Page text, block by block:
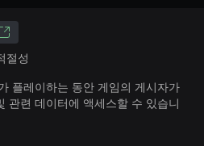
절성
플레이하는 동안 게임의 게시자가
관련 데이터에 액세스할 수 있습니